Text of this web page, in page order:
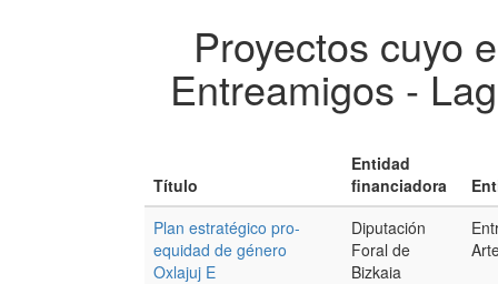
Proyectos cuyo
Entreamigos -
Título
Entidad
financiadora
Plan estratégico pro-
equidad de género
Oxlajuj E
Diputación
Foral de
Bizkaia